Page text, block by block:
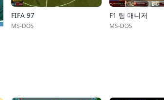
FIFA 97
MS-DOS
F1 팀 매니저
MS-DOS